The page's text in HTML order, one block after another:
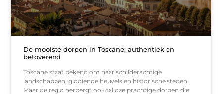
De mooiste dorpen in Toscane: authentiek en
betoverend
Toscane staat bekend om haar schilderachtige
landschappen, glooiende heuvels en historische steden.
Maar de regio herbergt ook talloze prachtige dorpen die